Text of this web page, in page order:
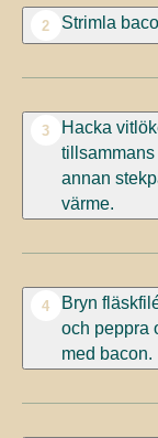
2 Strimla
3
Hacka
annan
värme.
4
Bryn
och peppra
med bacon.